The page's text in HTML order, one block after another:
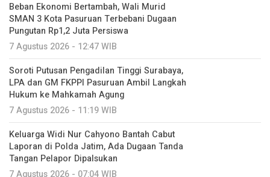
Beban Ekonomi Bertambah, Wali Murid
SMAN 3 Kota Pasuruan Terbebani Dugaan
Pungutan Rp1,2 Juta Persiswa
7 Agustus 2026 - 12:47 WIB
Soroti Putusan Pengadilan Tinggi Surabaya,
LPA dan GM FKPPI Pasuruan Ambil Langkah
Hukum ke Mahkamah Agung
7 Agustus 2026 - 11:19 WIB
Keluarga Widi Nur Cahyono Bantah Cabut
Laporan di Polda Jatim, Ada Dugaan Tanda
Tangan Pelapor Dipalsukan
7 Agustus 2026 - 07:04 WIB